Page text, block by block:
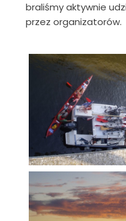
braliśmy aktywnie
przez organizatorów.